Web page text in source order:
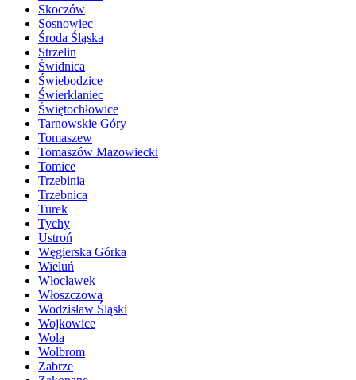
Skoczów
Sosnowiec
Środa Śląska
Strzelin
Świdnica
Świebodzice
Świerklaniec
Świętochłowice
Tarnowskie Góry
Tomaszew
Tomaszów Mazowiecki
Tomice
Trzebinia
Trzebnica
Turek
Tychy
Ustroń
Węgierska Górka
Wieluń
Włocławek
Włoszczowa
Wodzisław Śląski
Wojkowice
Wola
Wolbrom
Zabrze